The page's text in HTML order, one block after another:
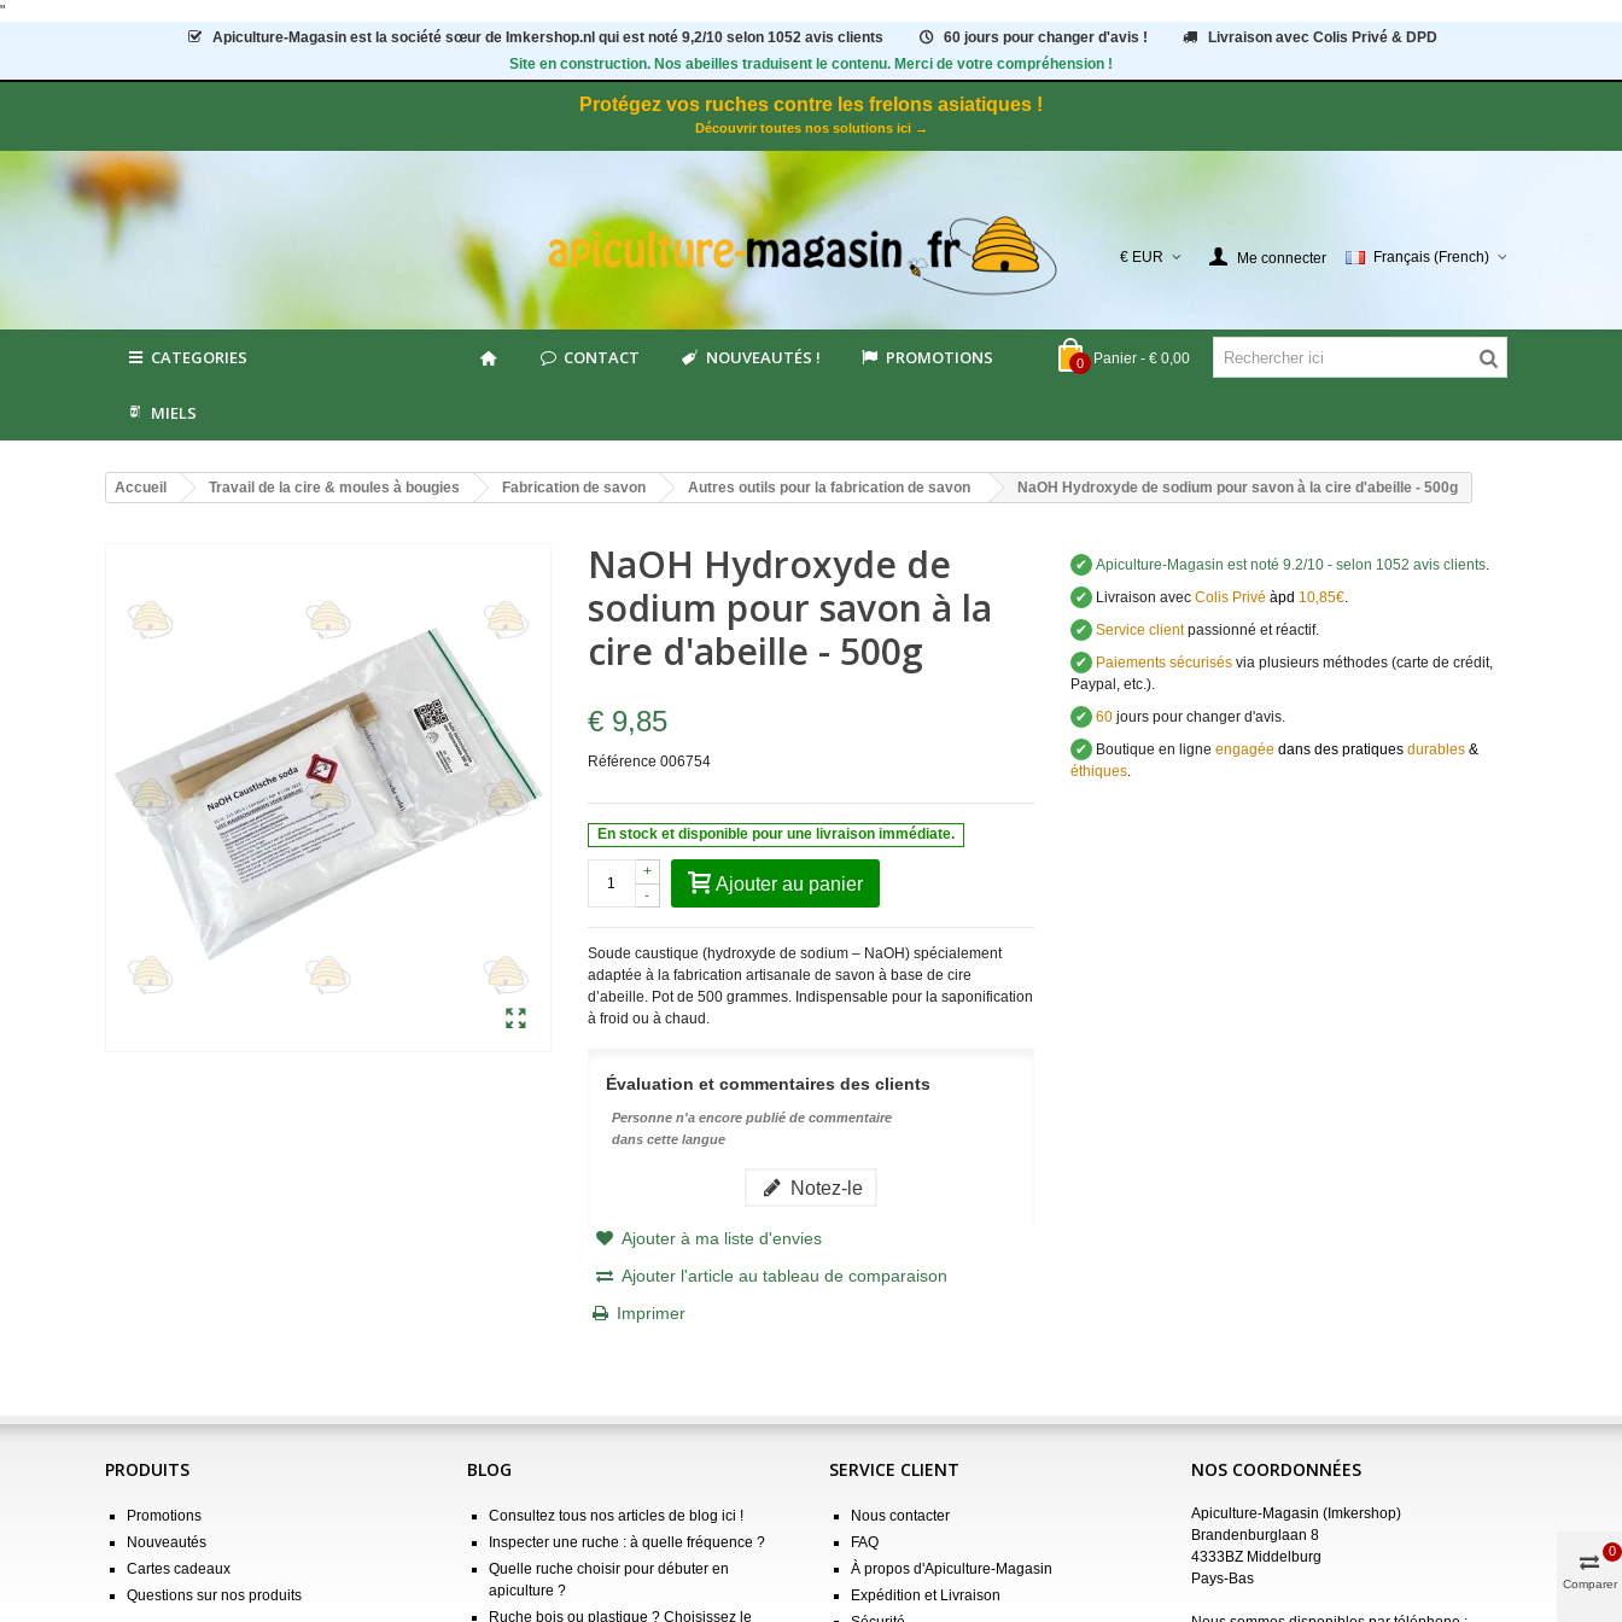
"
Apiculture-Magasin est la société sœur de Imkershop.nl qui est noté 9,2/10 selon 1052avis clients 60 jours pour changer d'avis !
Livraison avec Colis Privé & DPD
Site en construction. Nos abeilles traduisent le contenu. Merci de votre compréhension !
Protégez vos ruches contre les frelons asiatiques !
Découvrir toutes nos solutions ici →
€ EUR Me connecter Français (French)
0 Panier - € 0,00
CATEGORIES CONTACT NOUVEAUTÉS ! PROMOTIONS
MIELS
Accueil Travail de la cire & moules à bougies Fabrication de savon Autres outils pour la fabrication de savon NaOH Hydroxyde de sodium pour savon à la cire d'abeille - 500g
NaOH Hydroxyde de
sodium pour savon à la
cire d'abeille - 500g
€ 9,85
Référence 006754
En stock et disponible pour une livraison immédiate.
-
+
Ajouter au panier
Soude caustique (hydroxyde de sodium – NaOH) spécialement
adaptée à la fabrication artisanale de savon à base de cire
d’abeille. Pot de 500 grammes. Indispensable pour la saponification
à froid ou à chaud.
Évaluation et commentaires des clients
Personne n'a encore publié de commentaire
dans cette langue
Notez-le
Ajouter à ma liste d'envies
Ajouter l'article au tableau de comparaison
Imprimer
✔ Apiculture-Magasin est noté 9.2/10 - selon 1052 avis clients.
✔ Livraison avecColis Privé àpd 10,85€.
✔ Service clientpassionné et réactif.
✔ Paiements sécurisésvia plusieurs méthodes (carte de crédit,
Paypal, etc.).
✔ 60jours pour changer d'avis.
✔ Boutique en ligne engagée dans des pratiques durables&
éthiques.
PRODUITS
Promotions
Nouveautés
Cartes cadeaux
Questions sur nos produits
BLOG
Consultez tous nos articles de blog ici !
Inspecter une ruche : à quelle fréquence ?
Quelle ruche choisir pour débuter en
apiculture ?
Ruche bois ou plastique ? Choisissez le
SERVICE CLIENT
Nous contacter
FAQ
À propos d'Apiculture-Magasin
Expédition et Livraison
NOS COORDONNÉES
Apiculture-Magasin (Imkershop)
Brandenburglaan 8
4333BZ Middelburg
Pays-Bas
Comparer
0